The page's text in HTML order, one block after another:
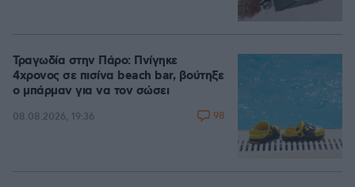
Τραγωδία στην Πάρο: Πνίγηκε
4χρονος σε πισίνα beach bar, βούτηξε
ο μπάρμαν για να τον σώσει
08.08.2026, 19:36 98